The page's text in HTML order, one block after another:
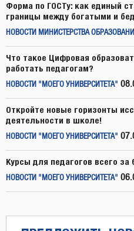
Форма по ГОСТу: как единый
границы между богатыми и
НОВОСТИ МИНИСТЕРСТВА
Что такое Цифровая
работать педагогам?
НОВОСТИ "МОЕГО УНИВЕРСИТЕТА"
Откройте новые горизонты
деятельности в школе!
НОВОСТИ "МОЕГО УНИВЕРСИТЕТА"
Курсы для педагогов всего за
НОВОСТИ "МОЕГО УНИВЕРСИТЕТА"